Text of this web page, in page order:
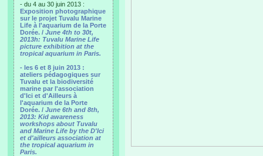
- du 4 au 30 juin 2013 :
Exposition photographique
sur le projet Tuvalu Marine
Life à l'aquarium de la Porte
Dorée. / June 4th to 30t,
2013h: Tuvalu Marine Life
picture exhibition at the
tropical aquarium in Paris.
- les 6 et 8 juin 2013 :
ateliers pédagogiques sur
Tuvalu et la biodiversité
marine par l'association
d'Ici et d'Ailleurs à
l'aquarium de la Porte
Dorée. / June 6th and 8th,
2013: Kid awareness
workshops about Tuvalu
and Marine Life by the D'Ici
et d'ailleurs association at
the tropical aquarium in
Paris.